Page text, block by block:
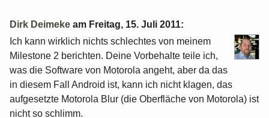
Dirk Deimeke am Freitag, 15. Juli 2011:
Ich kann wirklich nichts schlechtes von meinem
Milestone 2 berichten. Deine Vorbehalte teile ich,
was die Software von Motorola angeht, aber da das
in diesem Fall Android ist, kann ich nicht klagen, das
aufgesetzte Motorola Blur (die Oberfläche von Motorola) ist
nicht so schlimm.